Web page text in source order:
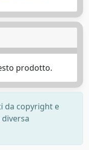
prodotto.
da copyright e